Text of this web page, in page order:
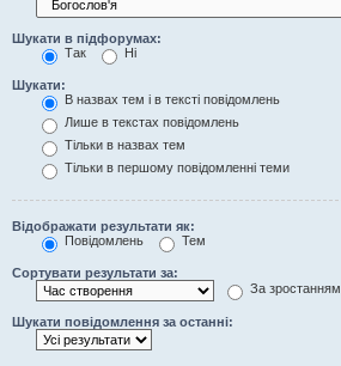
Шукати в підфорумах:
Так
Ні
Шукати:
В назвах тем і в тексті повідомлень
Лише в текстах повідомлень
Тільки в назвах тем
Тільки в першому повідомленні теми
Відображати результати як:
Повідомлень
Тем
Сортувати результати за:
За зростанням
Шукати повідомлення за останні: